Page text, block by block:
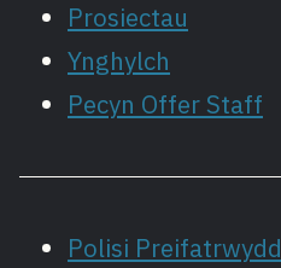
Prosiectau
Ynghylch
Pecyn Offer Staff
Polisi Preifatrwydd